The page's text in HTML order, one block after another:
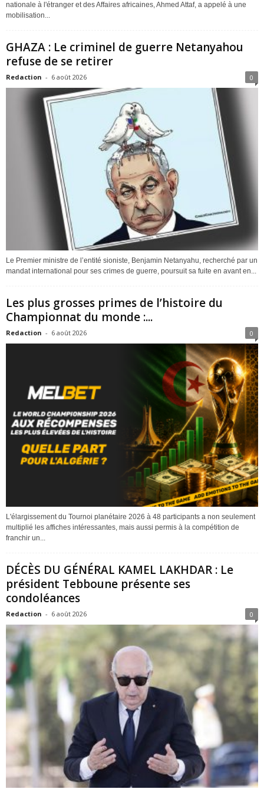
nationale à l'étranger et des Affaires africaines, Ahmed Attaf, a appelé à une
mobilisation...
GHAZA : Le criminel de guerre Netanyahou
refuse de se retirer
Redaction - 6 août 2026 0
Le Premier ministre de l’entité sioniste, Benjamin Netanyahu, recherché par un
mandat international pour ses crimes de guerre, poursuit sa fuite en avant en...
Les plus grosses primes de l’histoire du
Championnat du monde :...
Redaction - 6 août 2026 0
L'élargissement du Tournoi planétaire 2026 à 48 participants a non seulement
multiplié les affiches intéressantes, mais aussi permis à la compétition de
franchir un...
DÉCÈS DU GÉNÉRAL KAMEL LAKHDAR : Le
président Tebboune présente ses
condoléances
Redaction - 6 août 2026 0